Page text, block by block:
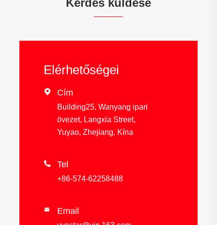
Elérhetőségei
 Cím
Building25, Wanyang ipari
övezet, Langxia Street,
Yuyao, Zhejiang, Kína
 Tel
+86-574-62258488
 Email